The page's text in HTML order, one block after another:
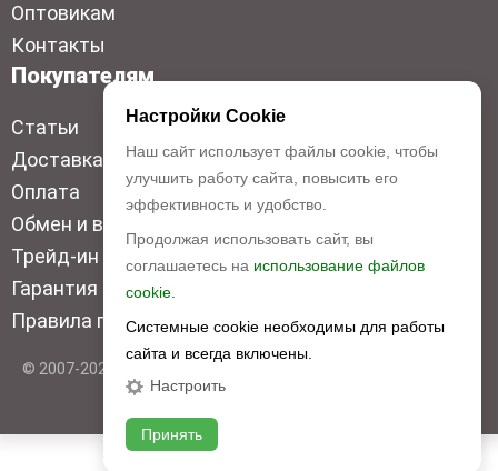
Оптовикам
Контакты
Покупателям
Статьи
Доставка
Оплата
Обмен и возврат
Трейд-ин
Гарантия низкой цены
Правила продажи
© 2007-2026 Top Disc. Все права защищены
Настройки Cookie
Наш сайт использует файлы cookie, чтобы
улучшить работу сайта, повысить его
эффективность и удобство.
Продолжая использовать сайт, вы
соглашаетесь на использование файлов
cookie.
Системные cookie необходимы для работы
сайта и всегда включены.
Настроить
Принять